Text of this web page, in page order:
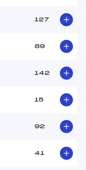
127
89
142
15
92
41